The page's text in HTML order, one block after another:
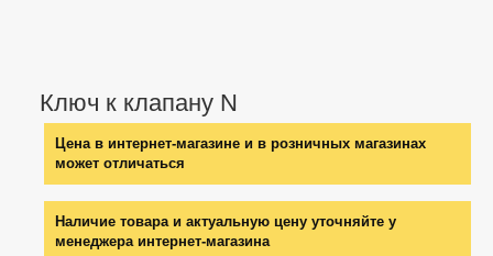
Ключ к клапану N
Цена в интернет-магазине и в розничных магазинах
может отличаться
Наличие товара и актуальную цену уточняйте у
менеджера интернет-магазина